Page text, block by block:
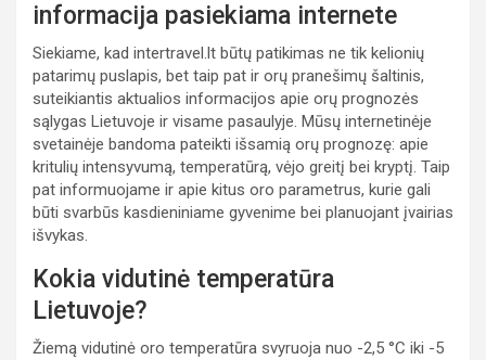
informacija pasiekiama internete
Siekiame, kad intertravel.lt būtų patikimas ne tik kelionių
patarimų puslapis, bet taip pat ir orų pranešimų šaltinis,
suteikiantis aktualios informacijos apie orų prognozės
sąlygas Lietuvoje ir visame pasaulyje. Mūsų internetinėje
svetainėje bandoma pateikti išsamią orų prognozę: apie
kritulių intensyvumą, temperatūrą, vėjo greitį bei kryptį. Taip
pat informuojame ir apie kitus oro parametrus, kurie gali
būti svarbūs kasdieniniame gyvenime bei planuojant įvairias
išvykas.
Kokia vidutinė temperatūra
Lietuvoje?
Žiemą vidutinė oro temperatūra svyruoja nuo -2,5 °C iki -5